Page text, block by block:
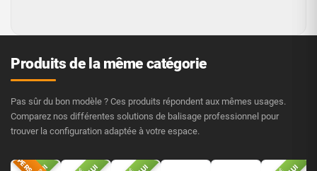
Produits de la même catégorie
Pas sûr du bon modèle ? Ces produits répondent aux mêmes usages.
Comparez nos différentes solutions de balisage professionnel pour
trouver la configuration adaptée à votre espace.